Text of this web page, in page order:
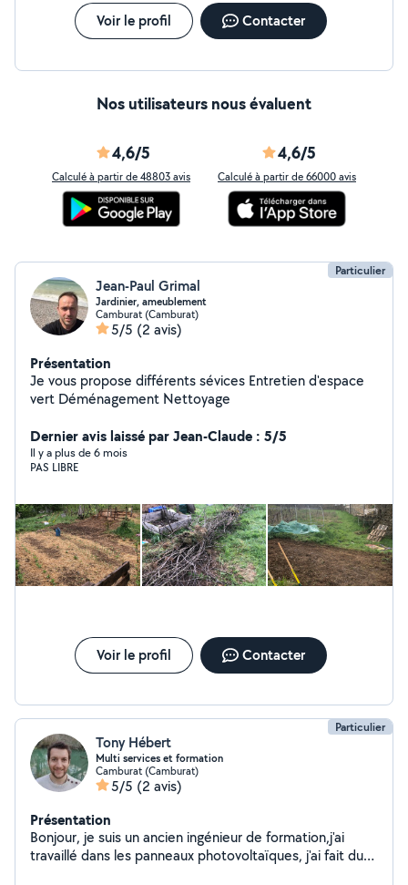
Voir le profil Contacter
Nos utilisateurs nous évaluent
4,6/5
Calculé à partir de 48803 avis
4,6/5
Calculé à partir de 66000 avis
Particulier
Jean-Paul Grimal
Jardinier, ameublement
Camburat (Camburat)
5/5 (2 avis)
Présentation
Je vous propose différents sévices Entretien d'espace
vert Déménagement Nettoyage
Dernier avis laissé par Jean-Claude : 5/5
Il y a plus de 6 mois
PAS LIBRE
Voir le profil Contacter
Particulier
Tony Hébert
Multi services et formation
Camburat (Camburat)
5/5 (2 avis)
Présentation
Bonjour, je suis un ancien ingénieur de formation,j'ai
travaillé dans les panneaux photovoltaïques, j'ai fait du